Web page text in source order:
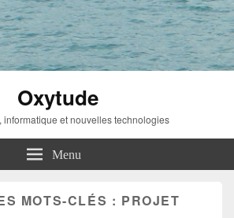
Oxytude
informatique et nouvelles technologies
Menu
MOTS-CLÉS : PROJET